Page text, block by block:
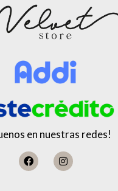
en nuestras redes!